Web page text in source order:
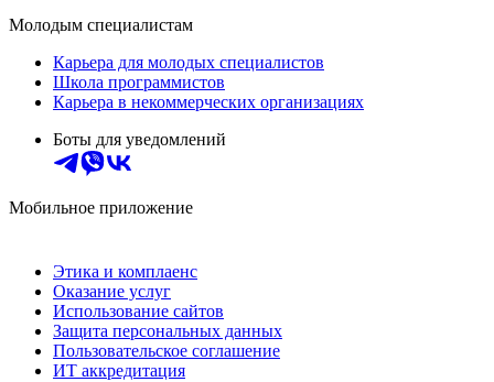
Молодым специалистам
Карьера для молодых специалистов
Школа программистов
Карьера в некоммерческих организациях
Боты для уведомлений
Мобильное приложение
Этика и комплаенс
Оказание услуг
Использование сайтов
Защита персональных данных
Пользовательское соглашение
ИТ аккредитация